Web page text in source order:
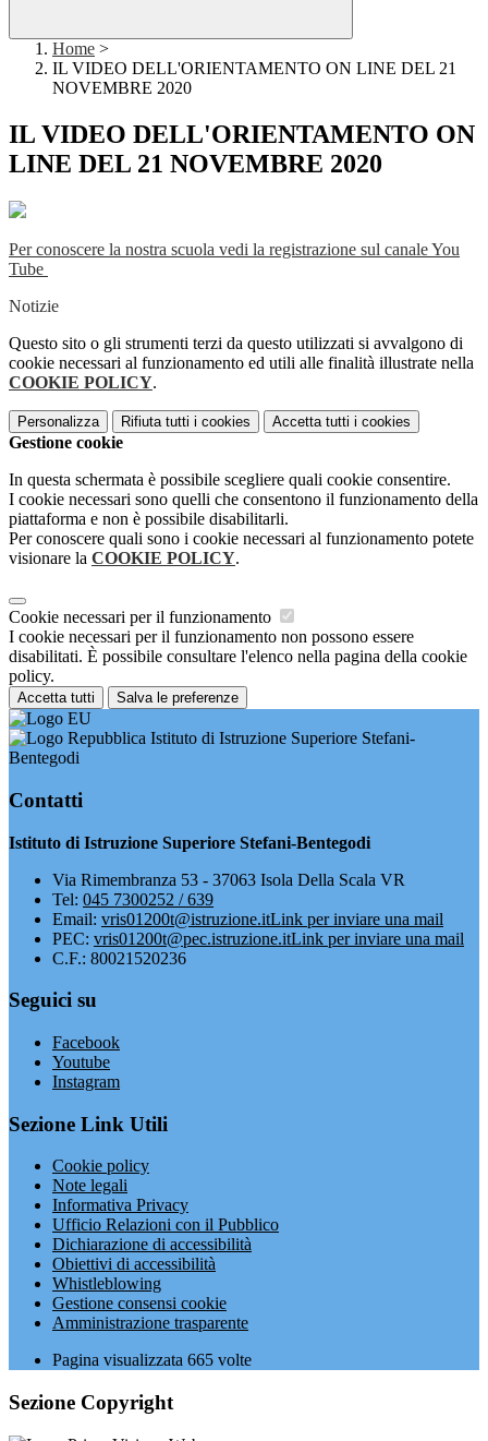
Home >
IL VIDEO DELL'ORIENTAMENTO ON LINE DEL 21
NOVEMBRE 2020
IL VIDEO DELL'ORIENTAMENTO ON
LINE DEL 21 NOVEMBRE 2020
Per conoscere la nostra scuola vedi la registrazione sul canale You
Tube
Notizie
Questo sito o gli strumenti terzi da questo utilizzati si avvalgono di
cookie necessari al funzionamento ed utili alle finalità illustrate nella
COOKIE POLICY.
Personalizza Rifiuta tutti i cookies Accetta tutti i cookies
Gestione cookie
In questa schermata è possibile scegliere quali cookie consentire.
I cookie necessari sono quelli che consentono il funzionamento della
piattaforma e non è possibile disabilitarli.
Per conoscere quali sono i cookie necessari al funzionamento potete
visionare la COOKIE POLICY.
Cookie necessari per il funzionamento
I cookie necessari per il funzionamento non possono essere
disabilitati. È possibile consultare l'elenco nella pagina della cookie
policy.
Accetta tutti Salva le preferenze
Istituto di Istruzione Superiore Stefani-
Bentegodi
Contatti
Istituto di Istruzione Superiore Stefani-Bentegodi
Via Rimembranza 53 - 37063 Isola Della Scala VR
Tel: 045 7300252 / 639
Email: vris01200t@istruzione.itLink per inviare una mail
PEC: vris01200t@pec.istruzione.itLink per inviare una mail
C.F.: 80021520236
Seguici su
Facebook
Youtube
Instagram
Sezione Link Utili
Cookie policy
Note legali
Informativa Privacy
Ufficio Relazioni con il Pubblico
Dichiarazione di accessibilità
Obiettivi di accessibilità
Whistleblowing
Gestione consensi cookie
Amministrazione trasparente
Pagina visualizzata 665 volte
Sezione Copyright